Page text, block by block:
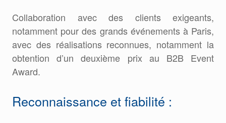
Collaboration avec des clients exigeants,
notamment pour des grands événements à Paris,
avec des réalisations reconnues, notamment la
obtention d’un deuxième prix au B2B Event
Award.
Reconnaissance et fiabilité :